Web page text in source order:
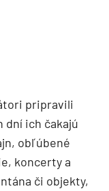
pripravili
dní ich čakajú
obľúbené
koncerty a
či objekty,